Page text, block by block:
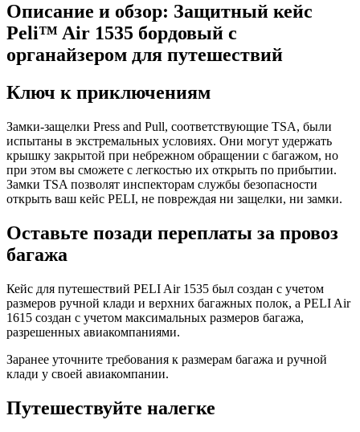
Описание и обзор: Защитный кейс
Peli™ Air 1535 бордовый с
органайзером для путешествий
Ключ к приключениям
Замки-защелки Press and Pull, соответствующие TSA, были
испытаны в экстремальных условиях. Они могут удержать
крышку закрытой при небрежном обращении с багажом, но
при этом вы сможете с легкостью их открыть по прибытии.
Замки TSA позволят инспекторам службы безопасности
открыть ваш кейс PELI, не повреждая ни защелки, ни замки.
Оставьте позади переплаты за провоз
багажа
Кейс для путешествий PELI Air 1535 был создан с учетом
размеров ручной клади и верхних багажных полок, а PELI Air
1615 создан с учетом максимальных размеров багажа,
разрешенных авиакомпаниями.
Заранее уточните требования к размерам багажа и ручной
клади у своей авиакомпании.
Путешествуйте налегке